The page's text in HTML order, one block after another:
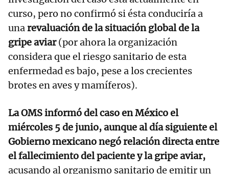
curso, pero no confirmó si ésta conduciría a
unarevaluación de la situación global de la
gripe aviar(por ahora la organización
considera que el riesgo sanitario de esta
enfermedad es bajo, pese a los crecientes
brotes en aves y mamíferos).
La OMS informó del caso en México el
miércoles 5 de junio, aunque al día siguiente el
Gobierno mexicano negó relación directa entre
el fallecimiento del paciente y la gripe aviar,
acusando al organismo sanitario de emitir un